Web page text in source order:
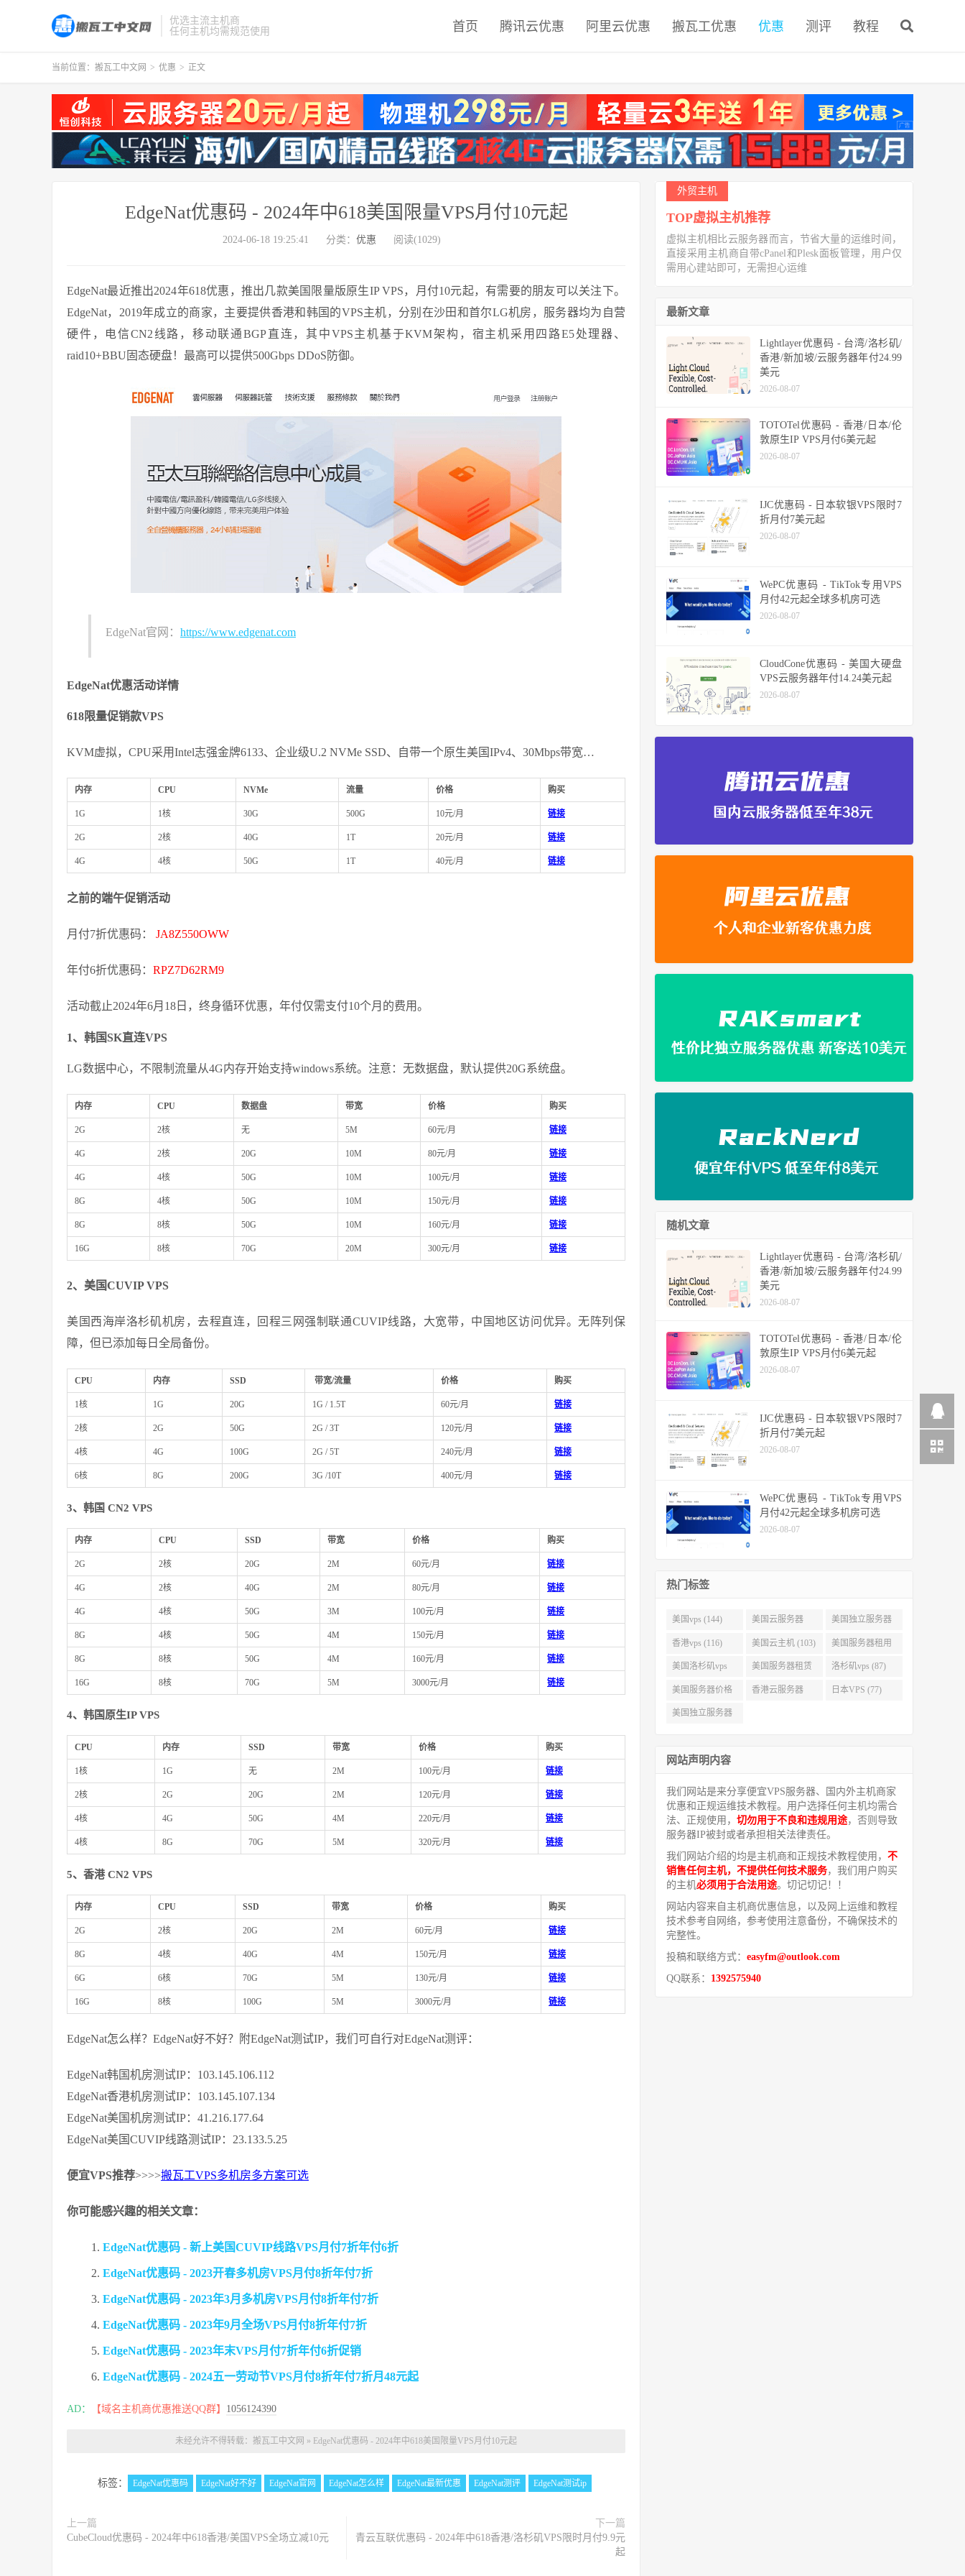
优选主流主机商
任何主机均需规范使用
首页 腾讯云优惠 阿里云优惠 搬瓦工优惠 优惠 测评 教程
当前位置： 搬瓦工中文网 > 优惠 > 正文
EdgeNat优惠码 - 2024年中618美国限量VPS月付10元起
2024-06-18 19:25:41 分类： 优惠 阅读(1029)
EdgeNat最近推出2024年618优惠，推出几款美国限量版原生IP VPS，月付10元起，有需要的朋友可以关注下。
EdgeNat，2019年成立的商家，主要提供香港和韩国的VPS主机，分别在沙田和首尔LG机房，服务器均为自营
硬件，电信CN2线路，移动联通BGP直连，其中VPS主机基于KVM架构，宿主机采用四路E5处理器、
raid10+BBU固态硬盘！最高可以提供500Gbps DDoS防御。
EdgeNat官网： https://www.edgenat.com
EdgeNat优惠活动详情
618限量促销款VPS
KVM虚拟，CPU采用Intel志强金牌6133、企业级U.2 NVMe SSD、自带一个原生美国IPv4、30Mbps带宽…
内存 CPU NVMe 流量 价格 购买
1G 1核 30G 500G 10元/月 链接
2G 2核 40G 1T 20元/月 链接
4G 4核 50G 1T 40元/月 链接
之前的端午促销活动
月付7折优惠码： JA8Z550OWW
年付6折优惠码： RPZ7D62RM9
活动截止2024年6月18日，终身循环优惠，年付仅需支付10个月的费用。
1、韩国SK直连VPS
LG数据中心，不限制流量从4G内存开始支持windows系统。注意：无数据盘，默认提供20G系统盘。
内存 CPU 数据盘 带宽 价格 购买
2G 2核 无 5M 60元/月 链接
4G 2核 20G 10M 80元/月 链接
4G 4核 50G 10M 100元/月 链接
8G 4核 50G 10M 150元/月 链接
8G 8核 50G 10M 160元/月 链接
16G 8核 70G 20M 300元/月 链接
2、美国CUVIP VPS
美国西海岸洛杉矶机房，去程直连，回程三网强制联通CUVIP线路，大宽带，中国地区访问优异。无阵列保
障，但已添加每日全局备份。
CPU 内存 SSD 带宽/流量 价格 购买
1核 1G 20G 1G / 1.5T 60元/月 链接
2核 2G 50G 2G / 3T 120元/月 链接
4核 4G 100G 2G / 5T 240元/月 链接
6核 8G 200G 3G /10T 400元/月 链接
3、韩国 CN2 VPS
内存 CPU SSD 带宽 价格 购买
2G 2核 20G 2M 60元/月 链接
4G 2核 40G 2M 80元/月 链接
4G 4核 50G 3M 100元/月 链接
8G 4核 50G 4M 150元/月 链接
8G 8核 50G 4M 160元/月 链接
16G 8核 70G 5M 3000元/月 链接
4、 韩国原生IP VPS
CPU 内存 SSD 带宽 价格 购买
1核 1G 无 2M 100元/月 链接
2核 2G 20G 2M 120元/月 链接
4核 4G 50G 4M 220元/月 链接
4核 8G 70G 5M 320元/月 链接
5、香港 CN2 VPS
内存 CPU SSD 带宽 价格 购买
2G 2核 20G 2M 60元/月 链接
8G 4核 40G 4M 150元/月 链接
6G 6核 70G 5M 130元/月 链接
16G 8核 100G 5M 3000元/月 链接
EdgeNat怎么样？EdgeNat好不好？附EdgeNat测试IP，我们可自行对EdgeNat测评：
EdgeNat韩国机房测试IP：103.145.106.112
EdgeNat香港机房测试IP：103.145.107.134
EdgeNat美国机房测试IP：41.216.177.64
EdgeNat美国CUVIP线路测试IP：23.133.5.25
便宜VPS推荐>>>>搬瓦工VPS多机房多方案可选
你可能感兴趣的相关文章：
EdgeNat优惠码 - 新上美国CUVIP线路VPS月付7折年付6折
EdgeNat优惠码 - 2023开春多机房VPS月付8折年付7折
EdgeNat优惠码 - 2023年3月多机房VPS月付8折年付7折
EdgeNat优惠码 - 2023年9月全场VPS月付8折年付7折
EdgeNat优惠码 - 2023年末VPS月付7折年付6折促销
EdgeNat优惠码 - 2024五一劳动节VPS月付8折年付7折月48元起
AD： 【域名主机商优惠推送QQ群】 1056124390
未经允许不得转载： 搬瓦工中文网 » EdgeNat优惠码 - 2024年中618美国限量VPS月付10元起
标签： EdgeNat优惠码 EdgeNat好不好 EdgeNat官网 EdgeNat怎么样 EdgeNat最新优惠 EdgeNat测评 EdgeNat测试ip
上一篇
CubeCloud优惠码 - 2024年中618香港/美国VPS全场立减10元
下一篇
青云互联优惠码 - 2024年中618香港/洛杉矶VPS限时月付9.9元
起
外贸主机
TOP虚拟主机推荐
虚拟主机相比云服务器而言，节省大量的运维时间，
直接采用主机商自带cPanel和Plesk面板管理，用户仅
需用心建站即可，无需担心运维
最新文章
Lightlayer优惠码 - 台湾/洛杉矶/
香港/新加坡/云服务器年付24.99
美元
2026-08-07
TOTOTel优惠码 - 香港/日本/伦
敦原生IP VPS月付6美元起
2026-08-07
IJC优惠码 - 日本软银VPS限时7
折月付7美元起
2026-08-07
WePC优惠码 - TikTok专用VPS
月付42元起全球多机房可选
2026-08-07
CloudCone优惠码 - 美国大硬盘
VPS云服务器年付14.24美元起
2026-08-07
随机文章
Lightlayer优惠码 - 台湾/洛杉矶/
香港/新加坡/云服务器年付24.99
美元
2026-08-07
TOTOTel优惠码 - 香港/日本/伦
敦原生IP VPS月付6美元起
2026-08-07
IJC优惠码 - 日本软银VPS限时7
折月付7美元起
2026-08-07
WePC优惠码 - TikTok专用VPS
月付42元起全球多机房可选
2026-08-07
热门标签
美国vps (144) 美国云服务器
(143)
美国独立服务器
(118)
香港vps (116) 美国云主机 (103) 美国服务器租用
(99)
美国洛杉矶vps
(94)
美国服务器租赁
(91)
洛杉矶vps (87)
美国服务器价格
(82)
香港云服务器 日本VPS (77)
美国独立服务器
网站声明内容
我们网站是来分享便宜VPS服务器、国内外主机商家
优惠和正规运维技术教程。用户选择任何主机均需合
法、正规使用， 切勿用于不良和违规用途，否则导致
服务器IP被封或者承担相关法律责任。
我们网站介绍的均是主机商和正规技术教程使用， 不
销售任何主机，不提供任何技术服务，我们用户购买
的主机必须用于合法用途。切记切记！！
网站内容来自主机商优惠信息，以及网上运维和教程
技术参考自网络，参考使用注意备份，不确保技术的
完整性。
投稿和联络方式： easyfm@outlook.com
QQ联系： 1392575940